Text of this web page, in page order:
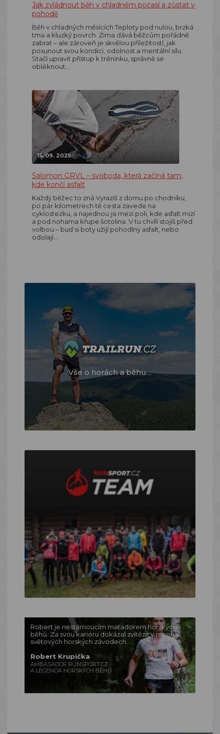
Jak zvládnout běh v chladném počasí a zůstat v
pohodě
Běh v chladných měsících Teploty pod nulou, brzká
tma a kluzký povrch. Zima dává běžcům pořádně
zabrat – ale zároveň je skvělou příležitostí, jak
posunout svou kondici, odolnost a mentální sílu.
Stačí upravit přístup k tréninku, správně se
obléknout…
15. 09. 2025
Salomon GRVL – svoboda, která začíná tam,
kde končí asfalt
Každý běžec to zná Vyrazíš z domu po chodníku,
po pár kilometrech tě cesta zavede na
cyklostezku, a najednou jsi mezi poli, kde asfalt mizí
a pod nohama křupe šotolina. V tu chvíli stojíš před
volbou – buď si boty užijí pohodlný asfalt, nebo
odolají…
Vše o horách a běhu…
Robert je nestárnoucím matadorem horských
běhů. Za svou kariéru dokázal zvítězit v mnoha
světových horských závodech.
Robert Krupička
AMBASADOR RUNSPORT.CZ
A LEGENDA HORSKÝCH BĚHŮ